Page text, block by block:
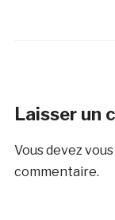
Laisser un
Vous devez
commentaire.